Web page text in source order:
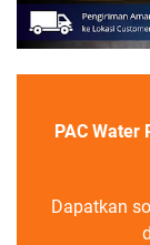
PAC
Dapatkan